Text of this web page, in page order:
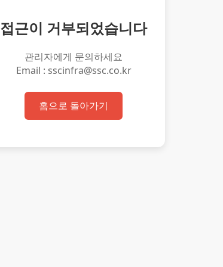
접근이 거부되었습니다
관리자에게 문의하세요
Email : sscinfra@ssc.co.kr
홈으로 돌아가기